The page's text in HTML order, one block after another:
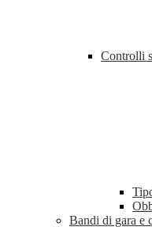
Controlli
Bandi di gara e